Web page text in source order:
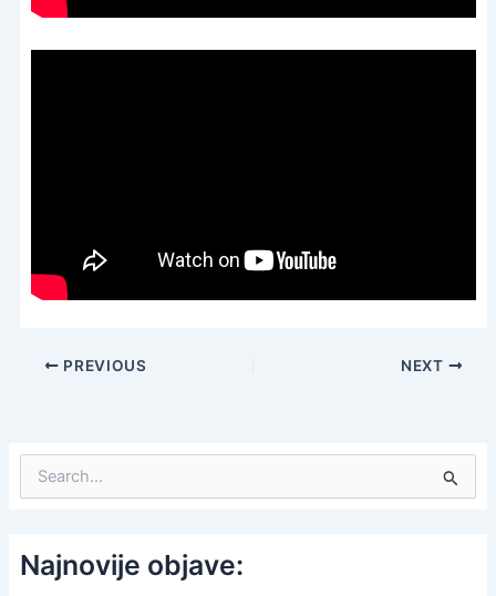
PREVIOUS NEXT
c
hNajnovije objave: